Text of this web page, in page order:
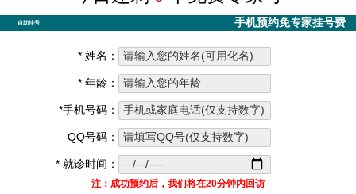
自助挂号 手机预约免专家挂号费
* 姓名：
* 年龄：
*手机号码：
QQ号码：
* 就诊时间：
注：成功预约后，我们将在20分钟内回访